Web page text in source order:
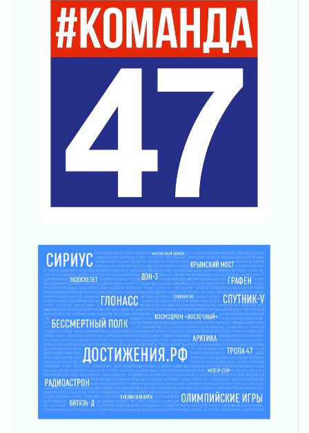
Поддержка волонтерских объединений
03 августа 2026
Ладожский мост полностью закроют на два
часа
Музеи Ленобласти обновляют пространства
Новая площадка: 2027
03 августа 2026
Часть медиков в Ленобласти сможет
рассчитывать на доплату от региона
За сутки в Ленинградской области
Клюква наливается, но в корзинку пока не
просится
03 августа 2026
Строительные компании Ленобласти
подняли зарплаты почти на 40% за год
03 августа 2026
Шесть новых жизней в честь дня рождения
Ленинградской области
03 августа 2026
Уроки безопасности для детей и взрослых
03 августа 2026
Ленобласть отмечает День Воздушно-